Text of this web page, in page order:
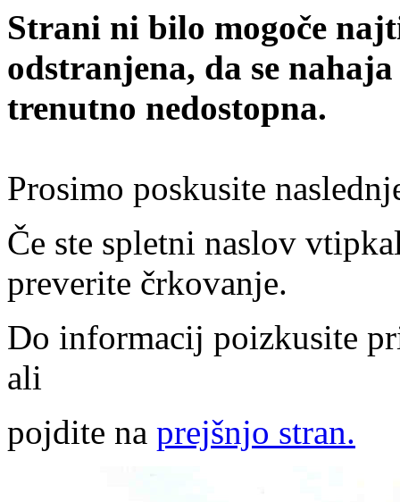
Strani ni bilo mogoče
odstranjena, da se
trenutno nedostopna.
Prosimo poskusite
Če ste spletni naslov
preverite črkovanje.
Do informacij poizkusite
ali
pojdite na prejšnjo stran.